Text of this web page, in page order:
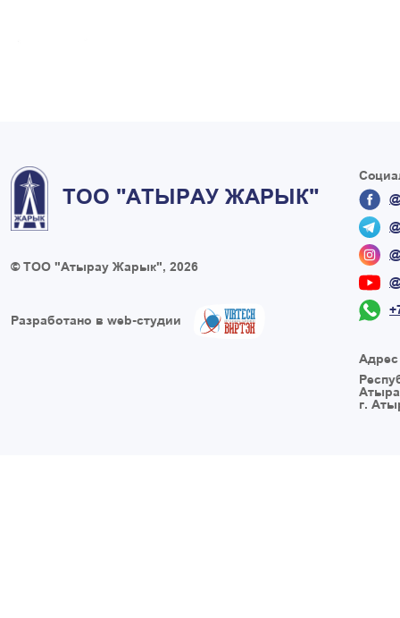
ТОО "АТЫРАУ ЖАРЫК"
© ТОО "Атырау Жарык", 2026
Разработано в web-студии
Адрес
г.